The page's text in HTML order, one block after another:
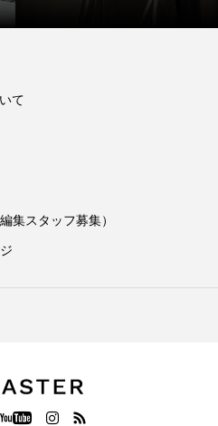
て
集スタッフ募集）